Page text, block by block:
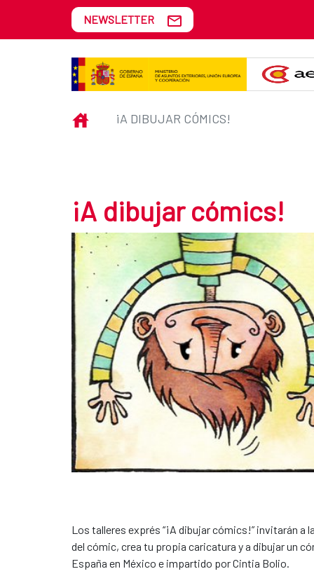
Skip to Main Content
¡A dibujar cómics!
NEWSLETTER
INICIO¡A DIBUJAR CÓMICS!
¡A dibujar cómics!
Los talleres exprés “¡A dibujar cómics!” invitarán
del cómic, crea tu propia caricatura y a dibujar un
España en México e impartido por Cintia Bolio.